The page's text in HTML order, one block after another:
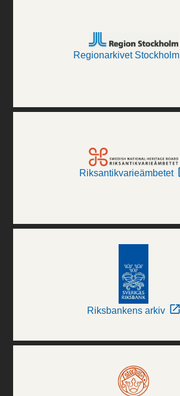
Regionarkivet Stockholm
Riksantikvarieämbetet
Riksbankens arkiv